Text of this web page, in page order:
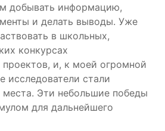
добывать информацию,
и делать выводы. Уже
в школьных,
конкурсах
проектов, и, к моей огромной
исследователи стали
места. Эти небольшие победы
для дальнейшего